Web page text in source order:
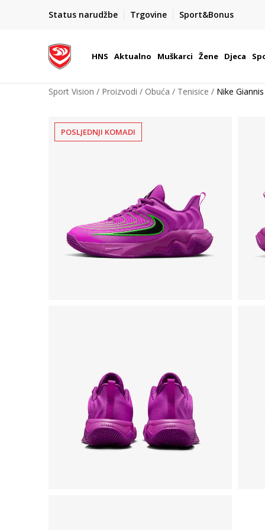
Status narudžbe Trgovine Sport&Bonus
BOX NOW
Dostava 1,50 €
| Više od 800 paketomata u
HNS Aktualno Muškarci Žene Djeca
Sport Vision Proizvodi Obuća Tenisice Nike
POSLJEDNJI KOMADI